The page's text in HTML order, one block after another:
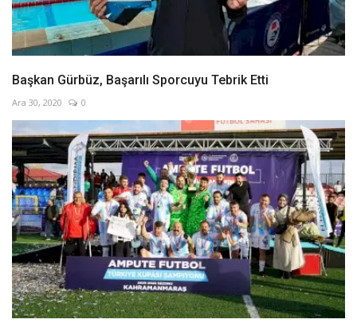
Başkan Gürbüz, Başarılı Sporcuyu Tebrik Etti
Ara 30, 2020 0